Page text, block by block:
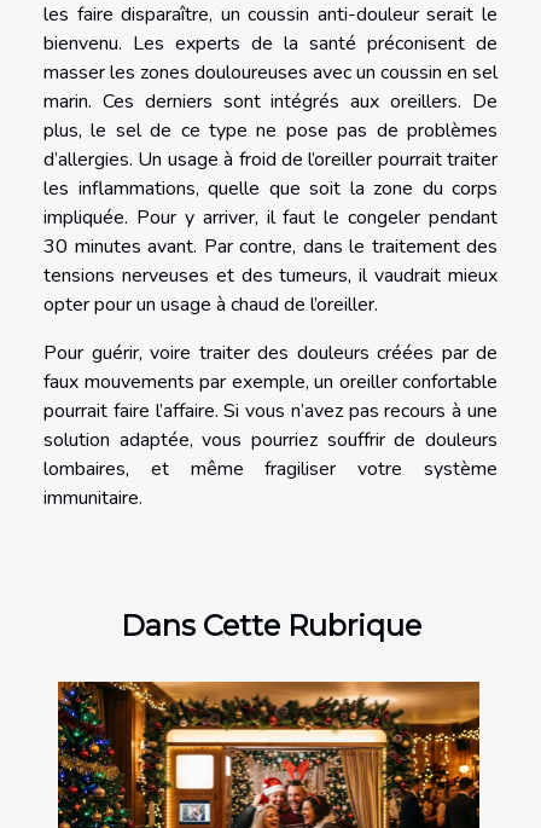
les faire disparaître, un coussin anti-douleur serait le
bienvenu. Les experts de la santé préconisent de
masser les zones douloureuses avec un coussin en sel
marin. Ces derniers sont intégrés aux oreillers. De
plus, le sel de ce type ne pose pas de problèmes
d’allergies. Un usage à froid de l’oreiller pourrait traiter
les inflammations, quelle que soit la zone du corps
impliquée. Pour y arriver, il faut le congeler pendant
30 minutes avant. Par contre, dans le traitement des
tensions nerveuses et des tumeurs, il vaudrait mieux
opter pour un usage à chaud de l’oreiller.
Pour guérir, voire traiter des douleurs créées par de
faux mouvements par exemple, un oreiller confortable
pourrait faire l’affaire. Si vous n’avez pas recours à une
solution adaptée, vous pourriez souffrir de douleurs
lombaires, et même fragiliser votre système
immunitaire.
Dans Cette Rubrique